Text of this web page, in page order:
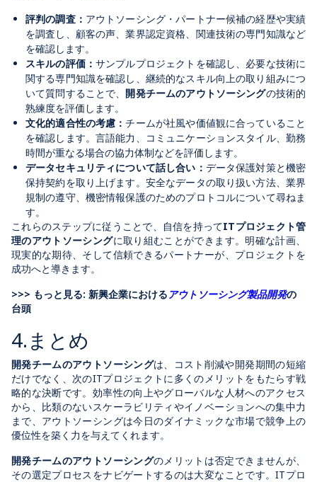
評判の調査： アウトソーシング・パートナー候補の経歴や実績
を調査し、顧客の声、業界認定資格、関連技術の専門知識など
を確認します。
スキルの評価：サンプルプロジェクトを確認し、必要な技術に
関する専門知識を確認し、継続的なスキル向上の取り組みにつ
いて質問することで、開発チームのアウトソーシングの技術的
熟練度を評価します。
文化的適合性の考慮：チームが社風や価値観に合っていること
を確認します。言語能力、コミュニケーションスタイル、勤務
時間が重なる場合の協力体制などを評価します。
データセキュリティについて話し合い： データ保護対策と機密
保持契約を取り上げます。安全なデータの取り扱い方法、業界
規制の遵守、機密情報保護のためのプロトコルについて尋ねま
す。
これらのステップに従うことで、自信を持ってITプロジェクト管
理のアウトソーシングに取り組むことができます。明確な計画、
現実的な期待、そして信頼できるパートナーが、プロジェクトを
成功へと導きます。
>>> もっと見る: 新興企業における アウトソーシング製品開発の
台頭
4.まとめ
開発チームのアウトソーシングは、コスト削減や開発期間の短縮
だけでなく、次のITプロジェクトに多くのメリットをもたらす戦
略的な決断です。効率性の向上やグローバルな人材へのアクセス
から、比類のないスケーラビリティやイノベーションへの集中力
まで、アウトソーシングは今日のダイナミックな市場で競争上の
優位性を築く力を与えてくれます。
開発チームのアウトソーシングのメリットは否定できませんが、
その選定プロセスをナビゲートするのは大変なことです。ITプロ